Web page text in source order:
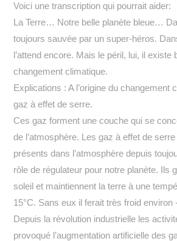
Voici une transcription qui pourrait aider:
La Terre… Notre belle planète bleue…
toujours sauvée par un super-héros.
l’attend encore. Mais le péril, lui, il existe
changement climatique.
Explications : A l’origine du changement
gaz à effet de serre.
Ces gaz forment une couche qui se
de l’atmosphère. Les gaz à effet de
présents dans l’atmosphère depuis
rôle de régulateur pour notre planète. Ils
soleil et maintiennent la terre à une
15°C. Sans eux il ferait très froid environ
Depuis la révolution industrielle les
provoqué l’augmentation artificielle des